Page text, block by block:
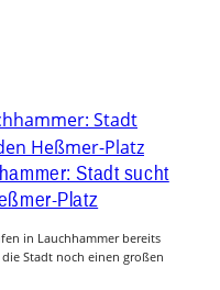
Stadt sucht
Platz
in Lauchhammer bereits
Stadt noch einen großen